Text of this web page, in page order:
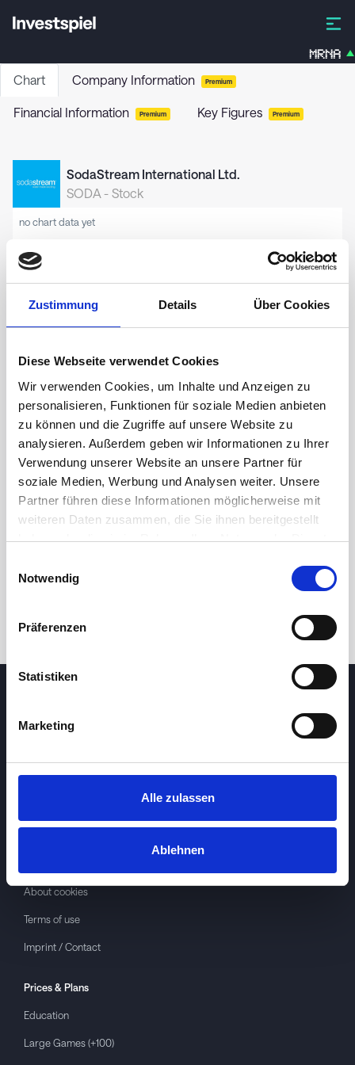
Zustimmung Details Über Cookies
Diese Webseite verwendet Cookies
Wir verwenden Cookies, um Inhalte und Anzeigen zu
personalisieren, Funktionen für soziale Medien anbieten
zu können und die Zugriffe auf unsere Website zu
analysieren. Außerdem geben wir Informationen zu Ihrer
Verwendung unserer Website an unsere Partner für
soziale Medien, Werbung und Analysen weiter. Unsere
Partner führen diese Informationen möglicherweise mit
weiteren Daten zusammen, die Sie ihnen bereitgestellt
haben oder die sie im Rahmen Ihrer Nutzung der Dienste
Notwendig
Präferenzen
Statistiken
Marketing
Alle zulassen
Ablehnen
MRNA
Chart Company Information Premium
Financial Information Premium Key Figures Premium
SodaStream International Ltd.
SODA - Stock
no chart data yet
1m 3m 5y
About cookies
Terms of use
Imprint / Contact
Prices & Plans
Education
Large Games (+100)